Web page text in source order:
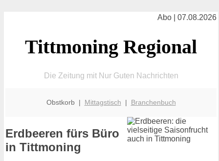
Abo | 07.08.2026
Tittmoning Regional
Die Zeitung mit Nur Guten Nachrichten
Obstkorb | Mittagstisch | Branchenbuch
Erdbeeren fürs Büro
in Tittmoning